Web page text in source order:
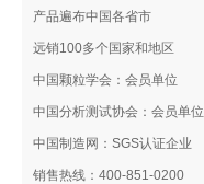
产品遍布中国各省市
远销100多个国家和地区
中国颗粒学会：会员单位
中国分析测试协会：会员单位
中国制造网：SGS认证企业
销售热线：400-851-0200